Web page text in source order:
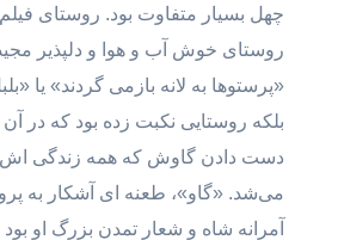
چهل بسیار متفاوت بود. روستای فیلم
روستای خوش آب و هوا و دلپذیر
«پرستوها به لانه بازمی گردند» یا
بلکه روستایی نکبت زده بود که در
دست دادن گاوش که همه زندگی اش
می‌شد. «گاو»، طعنه ای آشکار به
آمرانه شاه و شعار تمدن بزرگ او